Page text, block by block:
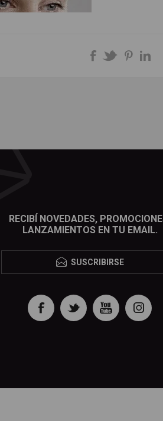
RECIBÍ NOVEDADES,
LANZAMIENTOS EN TU EMAIL.
SUSCRIBIRSE